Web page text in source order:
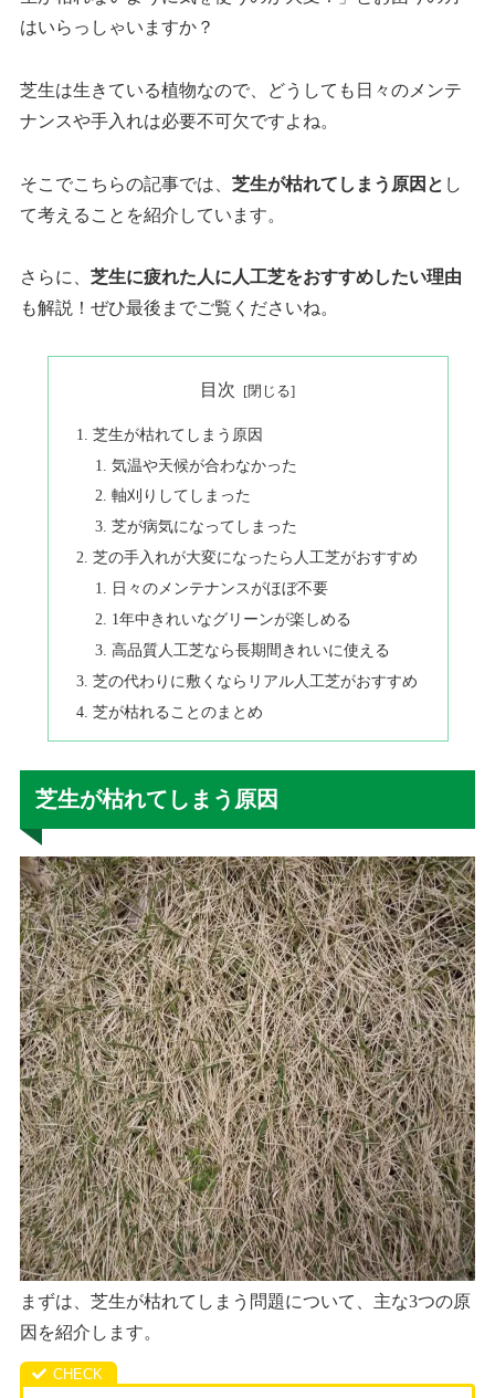
はいらっしゃいますか？
芝生は生きている植物なので、どうしても日々のメンテ
ナンスや手入れは必要不可欠ですよね。
そこでこちらの記事では、芝生が枯れてしまう原因と し
て考えることを紹介しています。
さらに、芝生に疲れた人に人工芝をおすすめしたい理由
も解説！ぜひ最後までご覧くださいね。
目次
芝生が枯れてしまう原因
気温や天候が合わなかった
軸刈りしてしまった
芝が病気になってしまった
芝の手入れが大変になったら人工芝がおすすめ
日々のメンテナンスがほぼ不要
1年中きれいなグリーンが楽しめる
高品質人工芝なら長期間きれいに使える
芝の代わりに敷くならリアル人工芝がおすすめ
芝が枯れることのまとめ
芝生が枯れてしまう原因
まずは、芝生が枯れてしまう問題について、主な3つの原
因を紹介します。